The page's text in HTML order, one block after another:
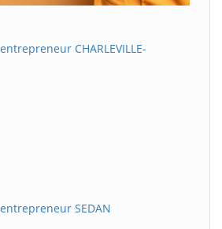
CHARLEVILLE-
SEDAN